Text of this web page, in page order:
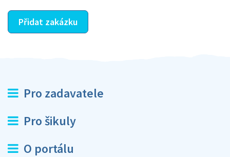
Přidat zakázku
Pro zadavatele
Pro šikuly
O portálu